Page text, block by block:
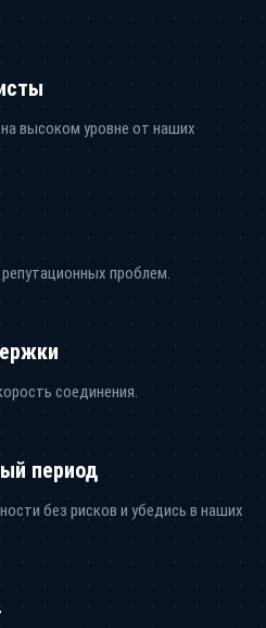
высоком уровне от наших
проблем.
соединения.
период
без рисков и убедись в наших